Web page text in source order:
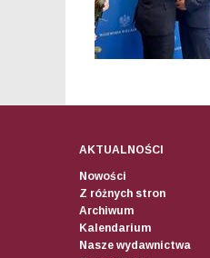
AKTUALNOŚCI
Nowości
Z różnych stron
Archiwum
Kalendarium
Nasze wydawnictwa